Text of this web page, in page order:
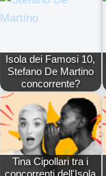
Isola dei Famosi 10,
Stefano De Martino
concorrente?
Tina Cipollari tra i